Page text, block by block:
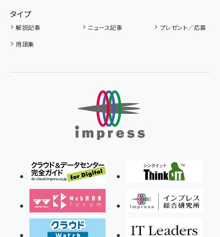
タイプ
解説記事 ニュース記事
プレゼント／応募
用語集